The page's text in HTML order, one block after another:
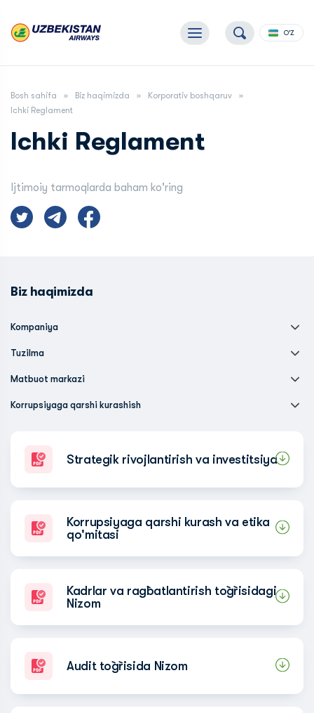
O'Z
Bosh sahifa Biz haqimizda
Korporativ boshqaruv
Ichki Reglament
Ichki Reglament
Ijtimoiy tarmoqlarda baham ko'ring
Biz haqimizda
Kompaniya
Tuzilma
Matbuot markazi
Korrupsiyaga qarshi kurashish
Strategik rivojlantirish va investitsiya
Korrupsiyaga qarshi kurash va etika
qo'mitasi
Kadrlar va rag`batlantirish to`g`risidagi
Nizom
Audit to`g`risida Nizom